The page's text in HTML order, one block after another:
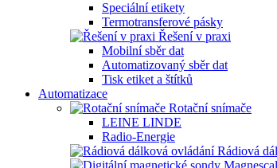
Speciální etikety
Termotransferové pásky
Řešení v praxi
Mobilní sběr dat
Automatizovaný sběr dat
Tisk etiket a štítků
Automatizace
Rotační snímače
LEINE LINDE
Radio-Energie
Rádiová